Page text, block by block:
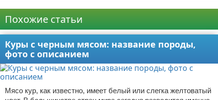
Похожие статьи
Куры с черным мясом: название породы,
фото с описанием
Мясо кур, как известно, имеет белый или слегка желтоватый